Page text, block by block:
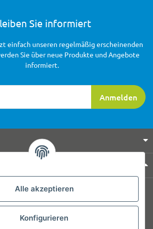
Alle akzeptieren
Konfigurieren
Sie informiert
Anmelden
einfach unseren regelmäßig erscheinenden
Sie über neue Produkte und Angebote
informiert.